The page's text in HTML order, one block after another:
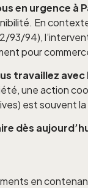
en urgence à
En
93/94),
pour
travaillez avec
une action
est souvent
dès
en